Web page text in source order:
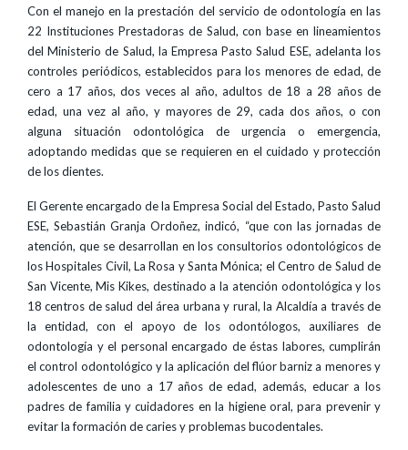
Con el manejo en la prestación del servicio de odontología en las
22 Instituciones Prestadoras de Salud, con base en lineamientos
del Ministerio de Salud, la Empresa Pasto Salud ESE, adelanta los
controles periódicos, establecidos para los menores de edad, de
cero a 17 años, dos veces al año, adultos de 18 a 28 años de
edad, una vez al año, y mayores de 29, cada dos años, o con
alguna situación odontológica de urgencia o emergencia,
adoptando medidas que se requieren en el cuidado y protección
de los dientes.
El Gerente encargado de la Empresa Social del Estado, Pasto Salud
ESE, Sebastián Granja Ordoñez, indicó, “que con las jornadas de
atención, que se desarrollan en los consultorios odontológicos de
los Hospitales Civil, La Rosa y Santa Mónica; el Centro de Salud de
San Vicente, Mis Kikes, destinado a la atención odontológica y los
18 centros de salud del área urbana y rural, la Alcaldía a través de
la entidad, con el apoyo de los odontólogos, auxiliares de
odontología y el personal encargado de éstas labores, cumplirán
el control odontológico y la aplicación del flúor barniz a menores y
adolescentes de uno a 17 años de edad, además, educar a los
padres de familia y cuidadores en la higiene oral, para prevenir y
evitar la formación de caries y problemas bucodentales.